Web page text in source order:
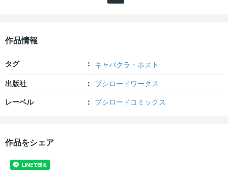
作品情報
タグ キャバクラ・ホスト
出版社 ブシロードワークス
レーベル ブシロードコミックス
作品をシェア